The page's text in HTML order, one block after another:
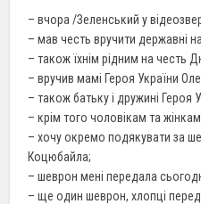
– вчора /Зеленський у
– мав честь вручити державні
– також їхнім рідним на честь
– вручив мамі Героя України
– також батьку і дружині Героя
– крім того чоловікам та
– хочу окремо подякувати за
Коцюбайла;
– шеврон мені передала
– ще один шеврон, хлопці